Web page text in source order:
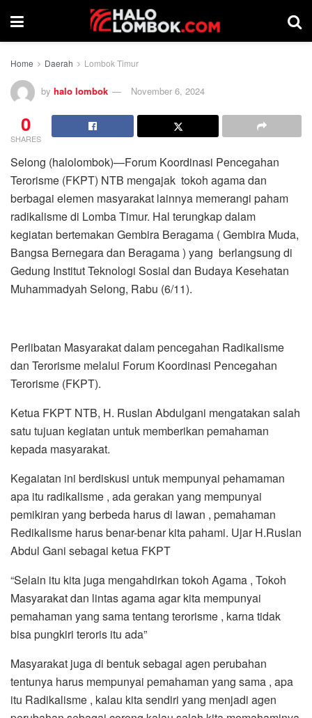
Home Daerah Lombok Timur
by halo lombok November 6, 2024
0
SHARES
Selong (halolombok)—Forum Koordinasi Pencegahan
Terorisme (FKPT) NTB mengajak tokoh agama dan
berbagai elemen masyarakat lainnya memerangi paham
radikalisme di Lomba Timur. Hal terungkap dalam
kegiatan bertemakan Gembira Beragama ( Gembira Muda,
Bangsa Bernegara dan Beragama ) yang berlangsung di
Gedung Institut Teknologi Sosial dan Budaya Kesehatan
Muhammadyah Selong, Rabu (6/11).
Perlibatan Masyarakat dalam pencegahan Radikalisme
dan Terorisme melalui Forum Koordinasi Pencegahan
Terorisme (FKPT).
Ketua FKPT NTB, H. Ruslan Abdulgani mengatakan salah
satu tujuan kegiatan untuk memberikan pemahaman
kepada masyarakat.
Kegaiatan ini berdiskusi untuk mempunyai pehamaman
apa itu radikalisme , ada gerakan yang mempunyai
pemikiran yang berbeda harus di lawan , pemahaman
Redikalisme harus benar-benar kita pahami. Ujar H.Ruslan
Abdul Gani sebagai ketua FKPT
“Selain itu kita juga mengahdirkan tokoh Agama , Tokoh
Masyarakat dan lintas agama agar kita mempunyai
pemahaman yang sama tentang terorisme , karna tidak
bisa pungkiri teroris itu ada”
Masyarakat juga di bentuk sebagai agen perubahan
tentunya harus mempunyai pemahaman yang sama , apa
itu Radikalisme , kalau kita sendiri yang menjadi agen